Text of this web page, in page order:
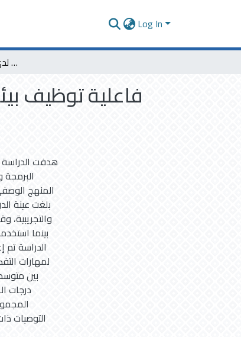
Log In
فاعلية توظيف بيئة برمجة تشاركية في تنمية مفاهيم البرمجة ومهارات التفكير المنظومي لدى طالبات المرحلة الثانوية
فاعلية توظيف
هدفت الدراسة
المنهج
بينما
الدراسة تم
لمهارات
درجات
التوصيات